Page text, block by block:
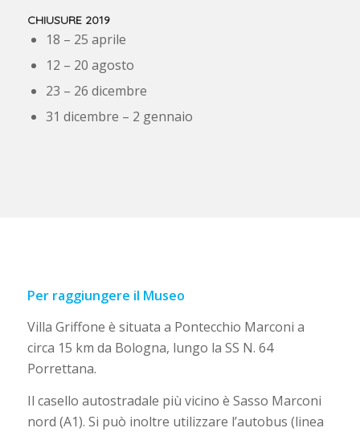
CHIUSURE 2019
18 – 25 aprile
12 – 20 agosto
23 – 26 dicembre
31 dicembre – 2 gennaio
Per raggiungere il Museo
Villa Griffone è situata a Pontecchio Marconi a
circa 15 km da Bologna, lungo la SS N. 64
Porrettana.
Il casello autostradale più vicino è Sasso Marconi
nord (A1). Si può inoltre utilizzare l’autobus (linea